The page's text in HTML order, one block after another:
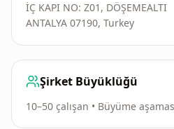
İÇ KAPI NO: Z01, DÖŞEMEALTI
ANTALYA 07190, Turkey
Şirket Büyüklüğü
10–50 çalışan • Büyüme